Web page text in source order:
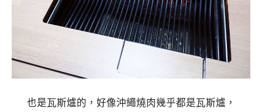
也是瓦斯爐的，好像沖繩燒肉幾乎都是瓦斯爐，